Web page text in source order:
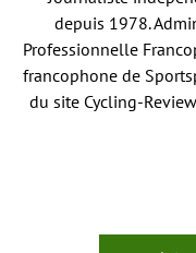
depuis 1978.
Professionnelle
francophone de
du site Cycling-